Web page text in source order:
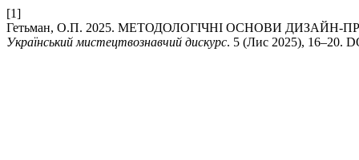
[1]
Гетьман, О.П. 2025. МЕТОДОЛОГІЧНІ ОСНОВИ
Український мистецтвознавчий дискурс. 5 (Лис 2025), 16–20.